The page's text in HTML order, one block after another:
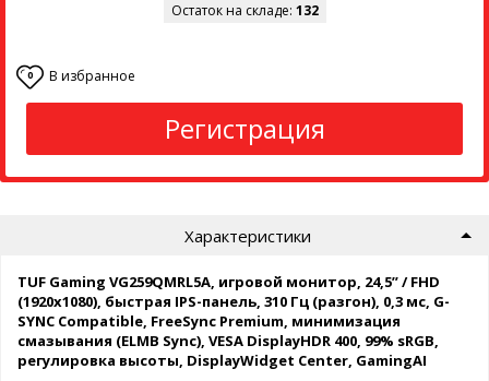
Остаток на складе: 132
0 В избранное
Регистрация
Характеристики
TUF Gaming VG259QMRL5A, игровой монитор, 24,5” / FHD
(1920x1080), быстрая IPS-панель, 310 Гц (разгон), 0,3 мс, G-
SYNC Compatible, FreeSync Premium, минимизация
смазывания (ELMB Sync), VESA DisplayHDR 400, 99% sRGB,
регулировка высоты, DisplayWidget Center, GamingAI